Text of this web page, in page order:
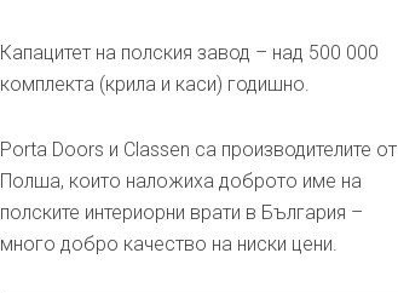
Капацитет на полския завод – над 500 000
комплекта (крила и каси) годишно.
Porta Doors и Classen са производителите от
Полша, които наложиха доброто име на
полските интериорни врати в България –
много добро качество на ниски цени.